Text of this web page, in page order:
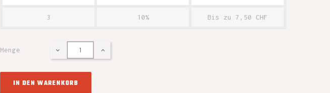
3 10% Bis zu 7,50 CHF
Menge
IN DEN WARENKORB